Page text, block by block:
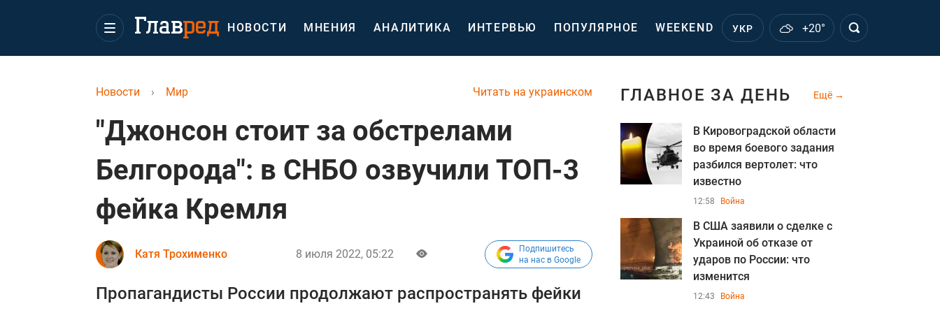
НОВОСТИ МНЕНИЯ АНАЛИТИКА ИНТЕРВЬЮ ПОПУЛЯРНОЕ WEEKEND УКР +20°
Читать на украинском
Новости › Мир
"Джонсон стоит за обстрелами
Белгорода": в СНБО озвучили ТОП-3
фейка Кремля
Катя Трохименко 8 июля 2022, 05:22
Подпишитесь
на нас в Google
Пропагандисты России продолжают распространять фейки
ГЛАВНОЕ ЗА ДЕНЬ Ещё
В Кировоградской области
во время боевого задания
разбился вертолет: что
известно
12:58 Война
В США заявили о сделке с
Украиной об отказе от
ударов по России: что
изменится
12:43 Война